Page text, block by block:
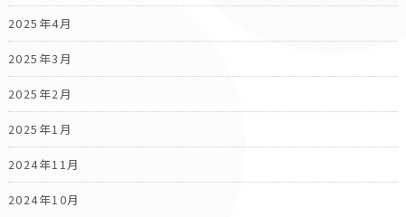
2025年4月
2025年3月
2025年2月
2025年1月
2024年11月
2024年10月